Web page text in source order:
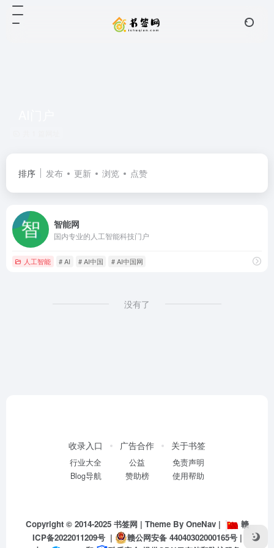
排序 发布 更新 浏览 点赞
智能网
国内专业的人工智能科技门户
人工智能 # AI # AI中国 # AI中国网
没有了
收录入口
行业大全
Blog导航
广告合作
公益
赞助榜
关于书签
免责声明
使用帮助
Copyright © 2014-2025 书签网 | Theme By OneNav|
赣
ICP备2022011209号| 赣公网安备 44040302000165号|